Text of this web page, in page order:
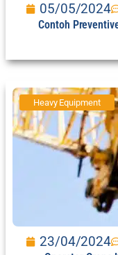
05/05/2024
Contoh
Heavy Equipment
23/04/2024